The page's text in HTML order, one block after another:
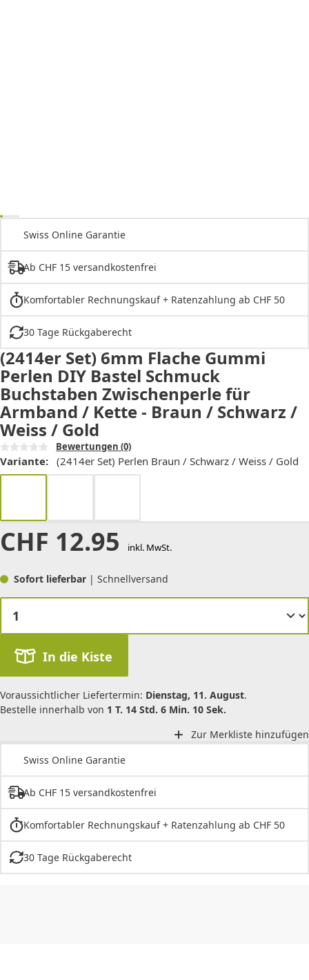
Swiss Online Garantie
Ab CHF 15 versandkostenfrei
Komfortabler Rechnungskauf + Ratenzahlung ab CHF 50
30 Tage Rückgaberecht
(2414er Set) 6mm Flache Gummi
Perlen DIY Bastel Schmuck
Buchstaben Zwischenperle für
Armband / Kette - Braun / Schwarz /
Weiss / Gold
Bewertungen (0)
Variante: (2414er Set) Perlen Braun / Schwarz / Weiss / Gold
CHF 12.95 inkl. MwSt.
Sofort lieferbar | Schnellversand
In die Kiste
Voraussichtlicher Liefertermin: Dienstag, 11. August.
Bestelle innerhalb von 1 T. 14 Std. 6 Min. 10 Sek.
Zur Merkliste hinzufügen
Swiss Online Garantie
Ab CHF 15 versandkostenfrei
Komfortabler Rechnungskauf + Ratenzahlung ab CHF 50
30 Tage Rückgaberecht